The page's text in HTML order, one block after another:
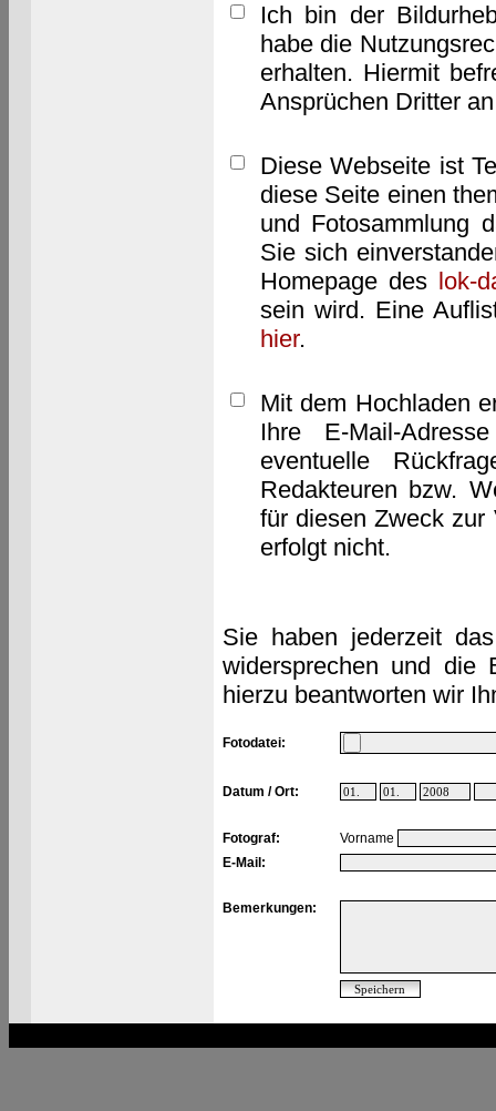
Ich bin der
habe die
erhalten. Hiermit
Ansprüchen Dritter
Diese Webseite ist
diese Seite einen
und Fotosammlung
Sie sich
Homepage des lok-
sein wird. Eine
hier.
Mit dem Hochladen
Ihre E-Mail-
eventuelle
Redakteuren bzw.
für diesen Zweck zur
erfolgt nicht.
Sie haben jederzeit
widersprechen und die
hierzu beantworten wir
Fotodatei:
Datum / Ort:
Fotograf:
Vorname
E-Mail:
Bemerkungen: